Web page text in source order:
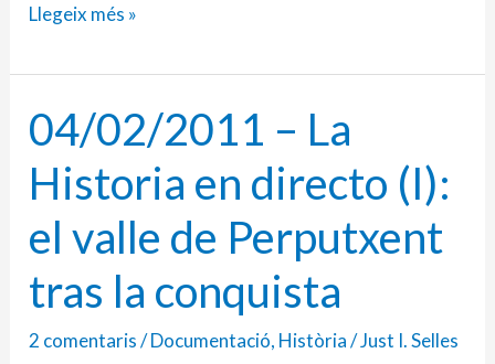
Llegeix més »
04/02/2011 – La
Historia en directo (I):
el valle de Perputxent
tras la conquista
2 comentaris/Documentació, Història/Just I. Selles
04/02/2011
–
La
Historia
en
directo